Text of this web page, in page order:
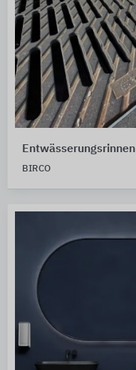
Entwässerungsrinnen
BIRCO